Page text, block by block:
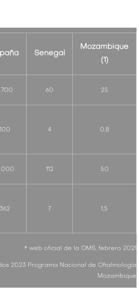
Senegal
Mozambique
(1)
60 25
100 4 0,8
112 50
362 7 1,5
* web oficial de la OMS, febrero 2021
2023 Programa Nacional de Oftalmología
Mozambique